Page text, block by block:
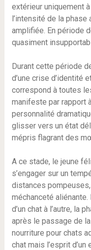
extérieur uniquement
l’intensité de la
amplifiée. En période
quasiment
Durant cette période
d’une crise d’identité
correspond à toutes
manifeste par rapport
personnalité
glisser vers un état
mépris flagrant des
A ce stade, le jeune
s’engager sur un
distances
méchanceté aliénante.
d’un chat à l’autre, la
après le passage de
nourriture pour chats
chat mais l’esprit d’un